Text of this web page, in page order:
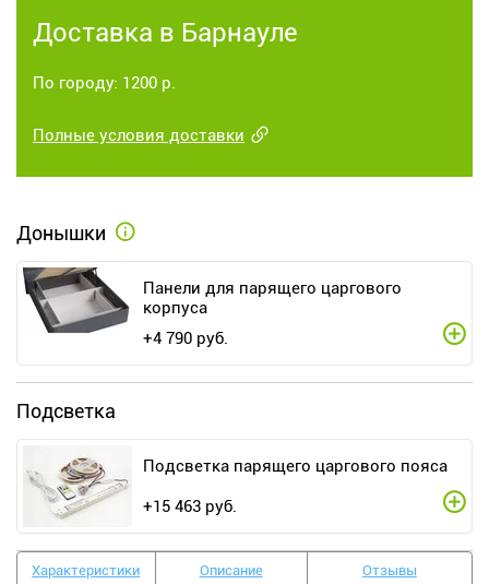
Доставка в Барнауле
По городу: 1200 р.
Полные условия доставки
Донышки
Панели для парящего царгового
корпуса
+4 790 руб.
Подсветка
Подсветка парящего царгового пояса
+15 463 руб.
Характеристики Описание Отзывы